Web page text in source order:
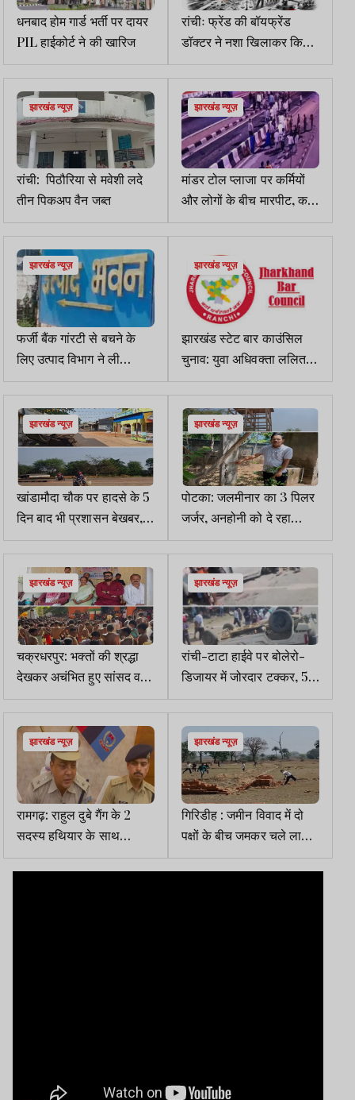
धनबाद होम गार्ड भर्ती पर दायर
PIL हाईकोर्ट ने की खारिज
रांचीः फ्रेंड की बॉयफ्रेंड
डॉक्टर ने नशा खिलाकर किया
रेप, गिरफ्तार
झारखंड न्यूज़
रांची: पिठौरिया से मवेशी लदे
तीन पिकअप वैन जब्त
झारखंड न्यूज़
मांडर टोल प्लाजा पर कर्मियों
और लोगों के बीच मारपीट, कई
घायल, FIR दर्ज
झारखंड न्यूज़
फर्जी बैंक गांरटी से बचने के
लिए उत्पाद विभाग ने ली
इलेक्ट्रॉनिक बैंक गारंटी
झारखंड न्यूज़
झारखंड स्टेट बार काउंसिल
चुनाव: युवा अधिवक्ता ललित
यादव 564 मत लाकर सबसे
आगे
झारखंड न्यूज़
खांडामौदा चौक पर हादसे के 5
दिन बाद भी प्रशासन बेखबर,
सुरक्षा के नाम पर शून्य पहल
झारखंड न्यूज़
पोटका: जलमीनार का 3 पिलर
जर्जर, अनहोनी को दे रहा
निमंत्रण
झारखंड न्यूज़
चक्रधरपुर: भक्तों की श्रद्धा
देखकर अचंभित हुए सांसद व
श्रद्धालु
झारखंड न्यूज़
रांची-टाटा हाईवे पर बोलेरो-
डिजायर में जोरदार टक्कर, 5
घायल, 3 गंभीर
झारखंड न्यूज़
रामगढ़: राहुल दुबे गैंग के 2
सदस्य हथियार के साथ
गिरफ्तार, बड़ी वारदात की थी
साजिश
झारखंड न्यूज़
गिरिडीह : जमीन विवाद में दो
पक्षों के बीच जमकर चले लाठी-
डंडे, 12 घायल, पुलिस कर रही
कैंप